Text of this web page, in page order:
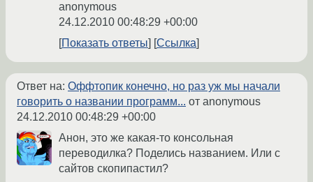
anonymous
24.12.2010 00:48:29 +00:00
Показать ответы
Ссылка
Ответ на: Оффтопик конечно, но раз уж мы начали
говорить о названии программ... от anonymous
24.12.2010 00:48:29 +00:00
Анон, это же какая-то консольная
переводилка? Поделись названием. Или с
сайтов скопипастил?